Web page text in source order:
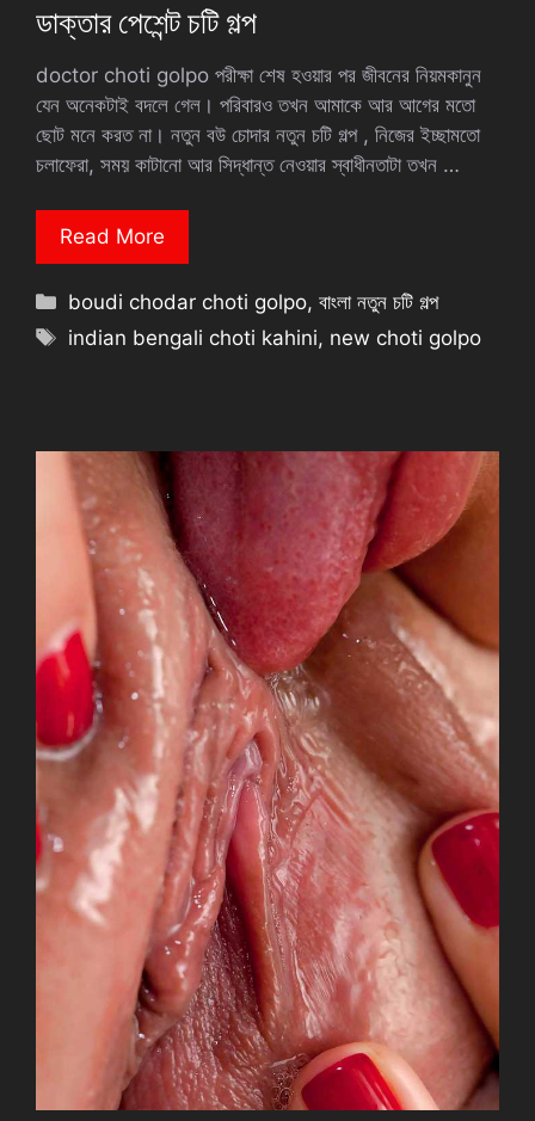
ডাক্তার পেশেন্ট চটি গল্প
doctor choti golpo পরীক্ষা শেষ হওয়ার পর জীবনের নিয়মকানুন
যেন অনেকটাই বদলে গেল। পরিবারও তখন আমাকে আর আগের মতো
ছোট মনে করত না। নতুন বউ চোদার নতুন চটি গল্প , নিজের ইচ্ছামতো
চলাফেরা, সময় কাটানো আর সিদ্ধান্ত নেওয়ার স্বাধীনতাটা তখন …
Read More
Categories
boudi chodar choti golpo,বাংলা নতুন চটি গল্প
Tags
indian bengali choti kahini, new choti golpo